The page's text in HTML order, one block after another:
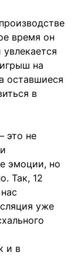
время он
на
оставшиеся
в
это не
эмоции, но
Так, 12
уже
и в